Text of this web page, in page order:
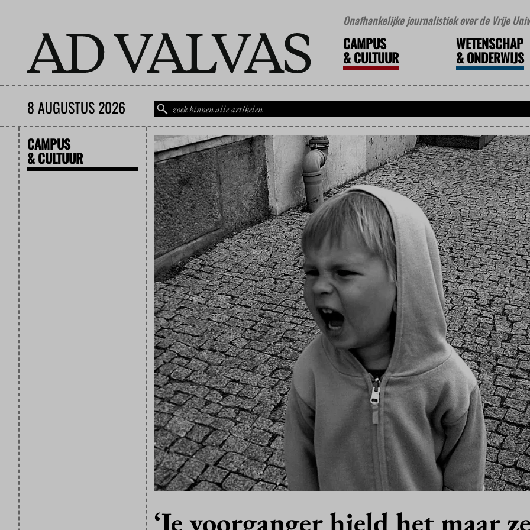
Onafhankelijke journalistiek over de Vrije
CAMPUS
&CULTUUR
WETENSCHAP
&ONDERWIJS
8 AUGUSTUS 2026
CAMPUS
& CULTUUR
‘Je voorganger hield het maar